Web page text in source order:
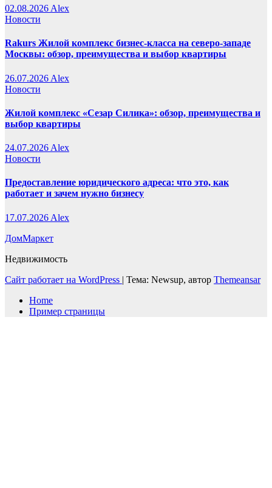
02.08.2026 Alex
Новости
Rakurs Жилой комплекс бизнес-класса на северо-западе
Москвы: обзор, преимущества и выбор квартиры
26.07.2026 Alex
Новости
Жилой комплекс «Сезар Силика»: обзор, преимущества и
выбор квартиры
24.07.2026 Alex
Новости
Предоставление юридического адреса: что это, как
работает и зачем нужно бизнесу
17.07.2026 Alex
ДомМаркет
Недвижимость
Сайт работает на WordPress | Тема: Newsup, автор Themeansar
Home
Пример страницы